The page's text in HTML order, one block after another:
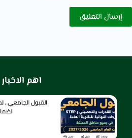
إرسال التعليق
اهم الاخبار
القبول الجامعي..